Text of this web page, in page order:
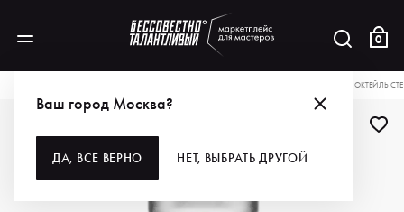
0
Ваш город Москва?
ДА, ВСЕ ВЕРНО НЕТ, ВЫБРАТЬ ДРУГОЙ
MY SKIN CHEMISTRY